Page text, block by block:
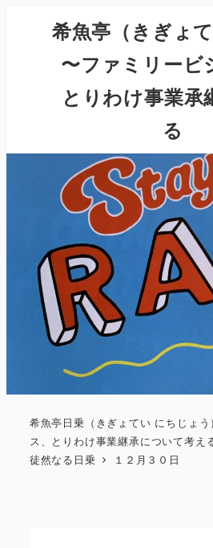
希魚亭（きぎょ
〜ファミリービ
とりわけ事業承
る
希魚亭日乗（きぎょてい にちじょ
ス、とりわけ事業継承について考え
徒然なる日乗
１２月３０日